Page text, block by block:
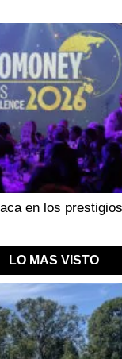
en los
LO MAS VISTO